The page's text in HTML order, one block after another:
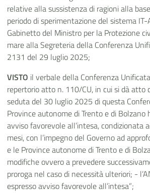
relative alla sussistenza di ragioni alla
periodo di sperimentazione del sistema
Gabinetto del Ministro per la Protezione
mare alla Segreteria della Conferenza
2131 del 29 luglio 2025;
VISTO il verbale della Conferenza
repertorio atto n. 110/CU, in cui si dà atto
seduta del 30 luglio 2025 di questa
Province autonome di Trento e di Bolzano
avviso favorevole all’intesa, condizionata
mesi, con l’impegno del Governo ad
e le Province autonome di Trento e di
modifiche ovvero a prevedere
proroga nel caso di necessità ulteriori; -
espresso avviso favorevole all’intesa”;